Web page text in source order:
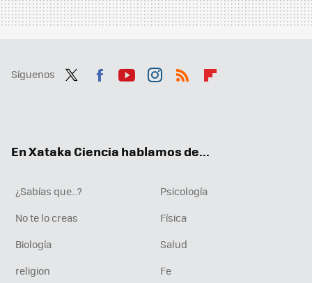
Síguenos
En Xataka Ciencia hablamos de...
¿Sabías que...?
Psicología
No te lo creas
Física
Biología
Salud
religion
Fe